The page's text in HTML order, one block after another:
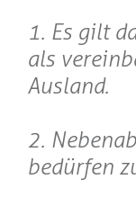
1. Es gilt
als
Ausland.
2.
bedürfen